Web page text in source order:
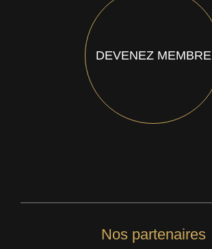
DEVENEZ MEMBRE
Nos partenaires